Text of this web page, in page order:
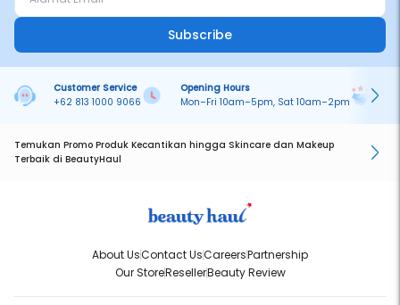
Subscribe
Customer Service
+62 813 1000 9066
Opening Hours
Mon–Fri 10am–5pm, Sat 10am–2pm
Temukan Promo Produk Kecantikan hingga Skincare dan Makeup
Terbaik di BeautyHaul
About UsContact UsCareersPartnership
Our StoreResellerBeauty Review